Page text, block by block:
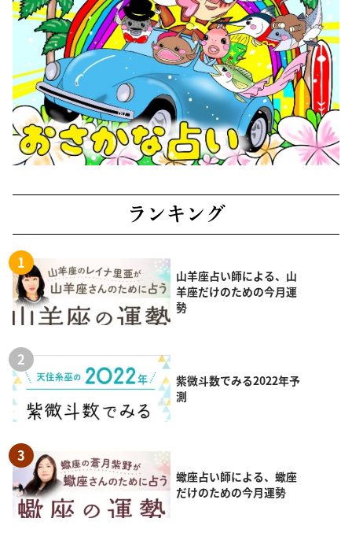
ランキング
山羊座占い師による、山
羊座だけのための今月運
勢
紫微斗数でみる2022年予
測
蠍座占い師による、蠍座
だけのための今月運勢